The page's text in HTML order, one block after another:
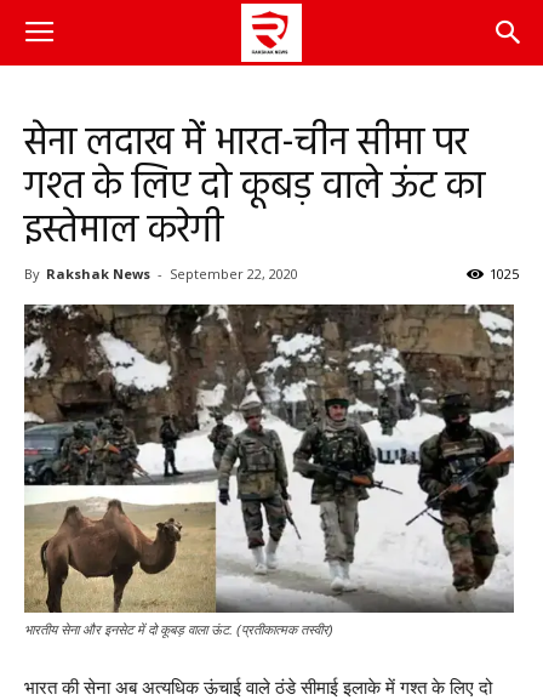
सेना लदाख में भारत-चीन सीमा पर
गश्त के लिए दो कूबड़ वाले ऊंट का
इस्तेमाल करेगी
By Rakshak News - September 22, 2020 1025
भारतीय सेना और इनसेट में दो कूबड़ वाला ऊंट. (प्रतीकात्मक तस्वीर)
भारत की सेना अब अत्यधिक ऊंचाई वाले ठंडे सीमाई इलाके में गश्त के लिए दो